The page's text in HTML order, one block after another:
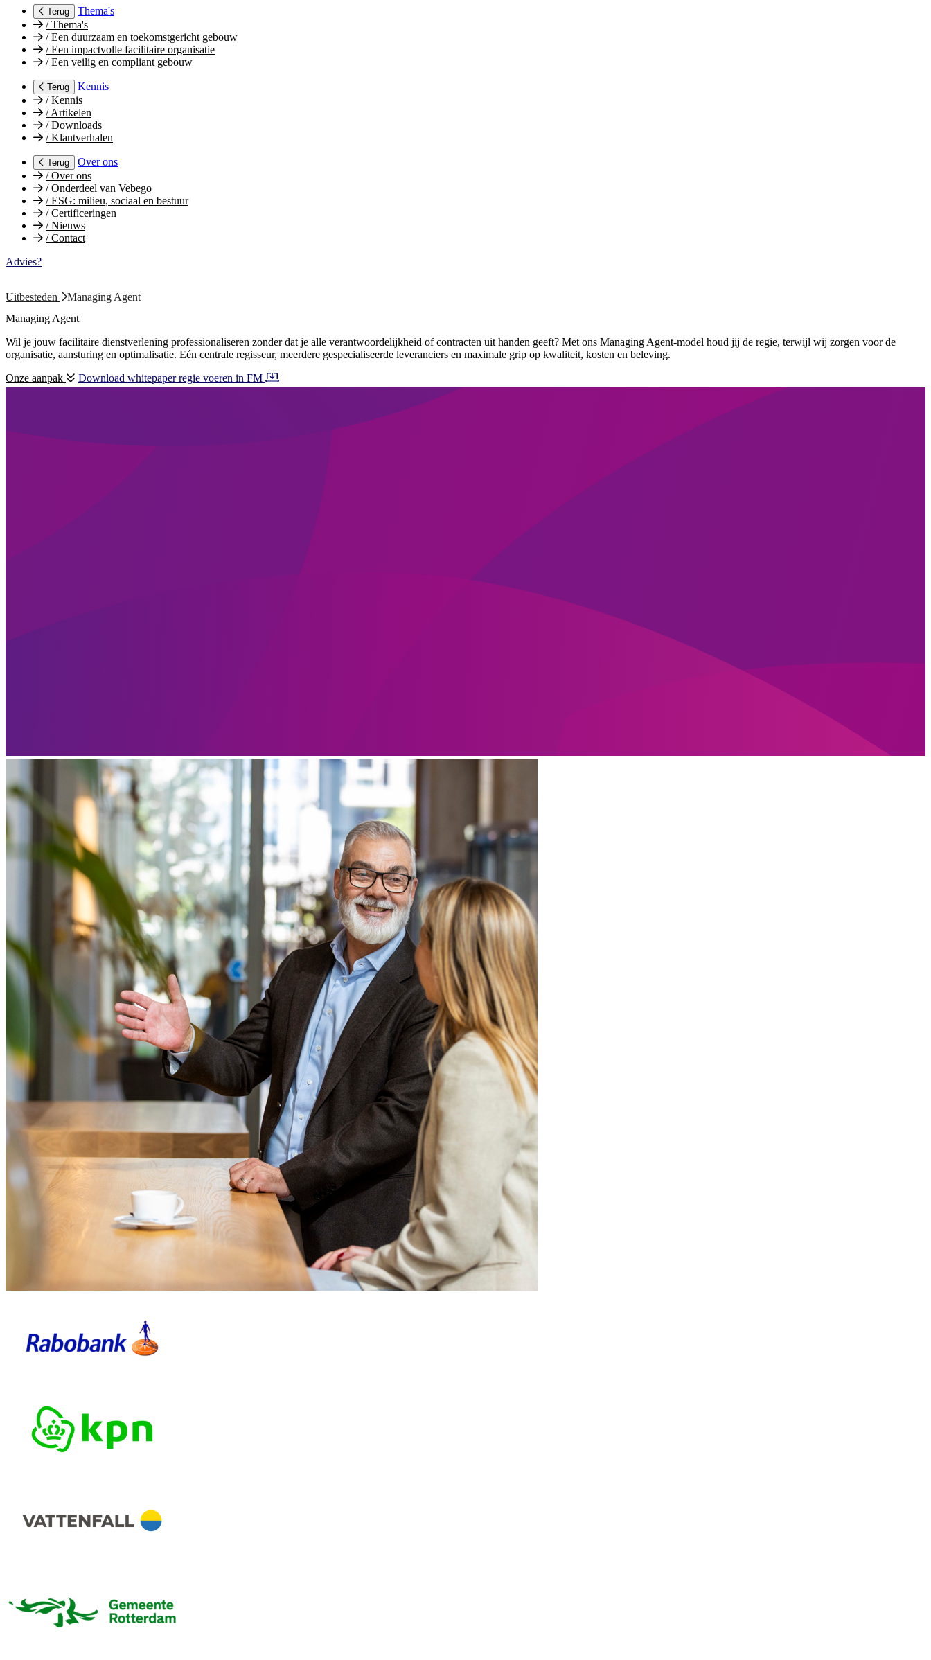
Terug
Thema's
/Thema's
/Een duurzaam en toekomstgericht gebouw
/Een impactvolle facilitaire organisatie
/Een veilig en compliant gebouw
Terug
Kennis
/Kennis
/Artikelen
/Downloads
/Klantverhalen
Terug
Over ons
/Over ons
/Onderdeel van Vebego
/ESG: milieu, sociaal en bestuur
/Certificeringen
/Nieuws
/Contact
Advies?
Uitbesteden
Managing Agent
Managing Agent
Wil je jouw facilitaire dienstverlening professionaliseren zonder dat je alle verantwoordelijkheid of contracten uit handen geeft? Met ons Managing Agent‑model houd jij de regie, terwijl wij zorgen voor de
organisatie, aansturing en optimalisatie. Eén centrale regisseur, meerdere gespecialiseerde leveranciers en maximale grip op kwaliteit, kosten en beleving.
Onze aanpak
Download whitepaper regie voeren in FM